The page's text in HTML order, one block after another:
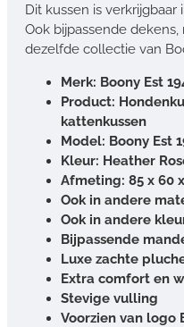
Dit kussen is
Ook bijpassende
dezelfde collectie van
Merk: Boony Est
Product:
kattenkussen
Model: Boony Est
Kleur: Heather
Afmeting: 85 x 60
Ook in andere
Ook in andere
Bijpassende
Luxe zachte
Extra comfort en
Stevige vulling
Voorzien van logo